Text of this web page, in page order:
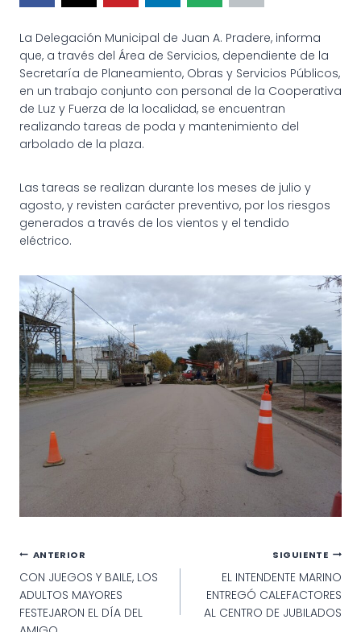
La Delegación Municipal de Juan A. Pradere, informa
que, a través del Área de Servicios, dependiente de la
Secretaría de Planeamiento, Obras y Servicios Públicos,
en un trabajo conjunto con personal de la Cooperativa
de Luz y Fuerza de la localidad, se encuentran
realizando tareas de poda y mantenimiento del
arbolado de la plaza.
Las tareas se realizan durante los meses de julio y
agosto, y revisten carácter preventivo, por los riesgos
generados a través de los vientos y el tendido
eléctrico.
Navegación
de
entradas
ANTERIOR
CON JUEGOS Y BAILE, LOS
ADULTOS MAYORES
FESTEJARON EL DÍA DEL
SIGUIENTE
EL INTENDENTE MARINO
ENTREGÓ CALEFACTORES
AL CENTRO DE JUBILADOS